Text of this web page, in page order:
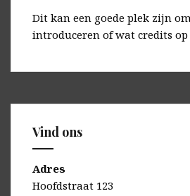
Dit kan een goede plek zijn
introduceren of wat credits op
Vind ons
Adres
Hoofdstraat 123